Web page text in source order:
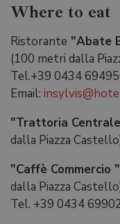
Where to eat
Ristorante "Abate
(100 metri dalla
Tel.+39 0434
Email:
"Trattoria
dalla Piazza
"Caffè Commercio "
dalla Piazza
Tel. +39 0434